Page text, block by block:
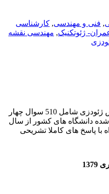
, فنی و مهندسی, کارشناسی
ژئوتکنیک, مهندسی نقشه
همه سوال های نقشه برداری درس ژئودزی شامل 510 سوال چهار
شده دانشگاه های کشور از سال